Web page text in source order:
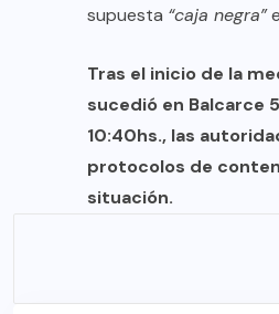
supuesta “caja negra”
Tras el inicio de la
sucedió en Balcarce
10:40hs., las
protocolos de
situación.